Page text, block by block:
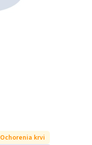
Ochorenia krvi